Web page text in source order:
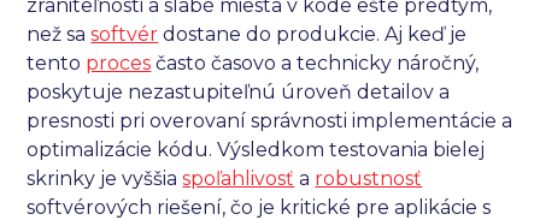
zraniteľnosti a slabé miesta v kóde ešte predtým,
než sasoftvér dostane do produkcie. Aj keď je
tento proces často časovo a technicky náročný,
poskytuje nezastupiteľnú úroveň detailov a
presnosti pri overovaní správnosti implementácie a
optimalizácie kódu. Výsledkom testovania bielej
skrinky je vyššiaspoľahlivosť a robustnosť
softvérových riešení, čo je kritické pre aplikácie s